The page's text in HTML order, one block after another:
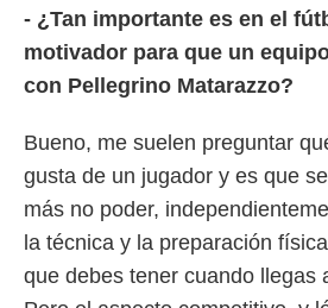
- ¿Tan importante es en el
motivador para que un
con Pellegrino Matarazzo?
Bueno, me suelen preguntar
gusta de un jugador y es que
más no poder,
la técnica y la preparación
que debes tener cuando llegas